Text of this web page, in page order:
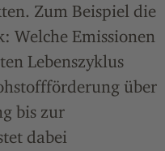
Zum Beispiel die
Welche Emissionen
Lebenszyklus
über
bis zur
dabei